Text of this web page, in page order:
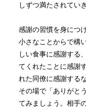
しずつ満たされてい
感謝の習慣を身につ
小さなことからで構
しい食事に感謝する
てくれたことに感謝
れた同僚に感謝する
その場で「ありがと
てみましょう。相手